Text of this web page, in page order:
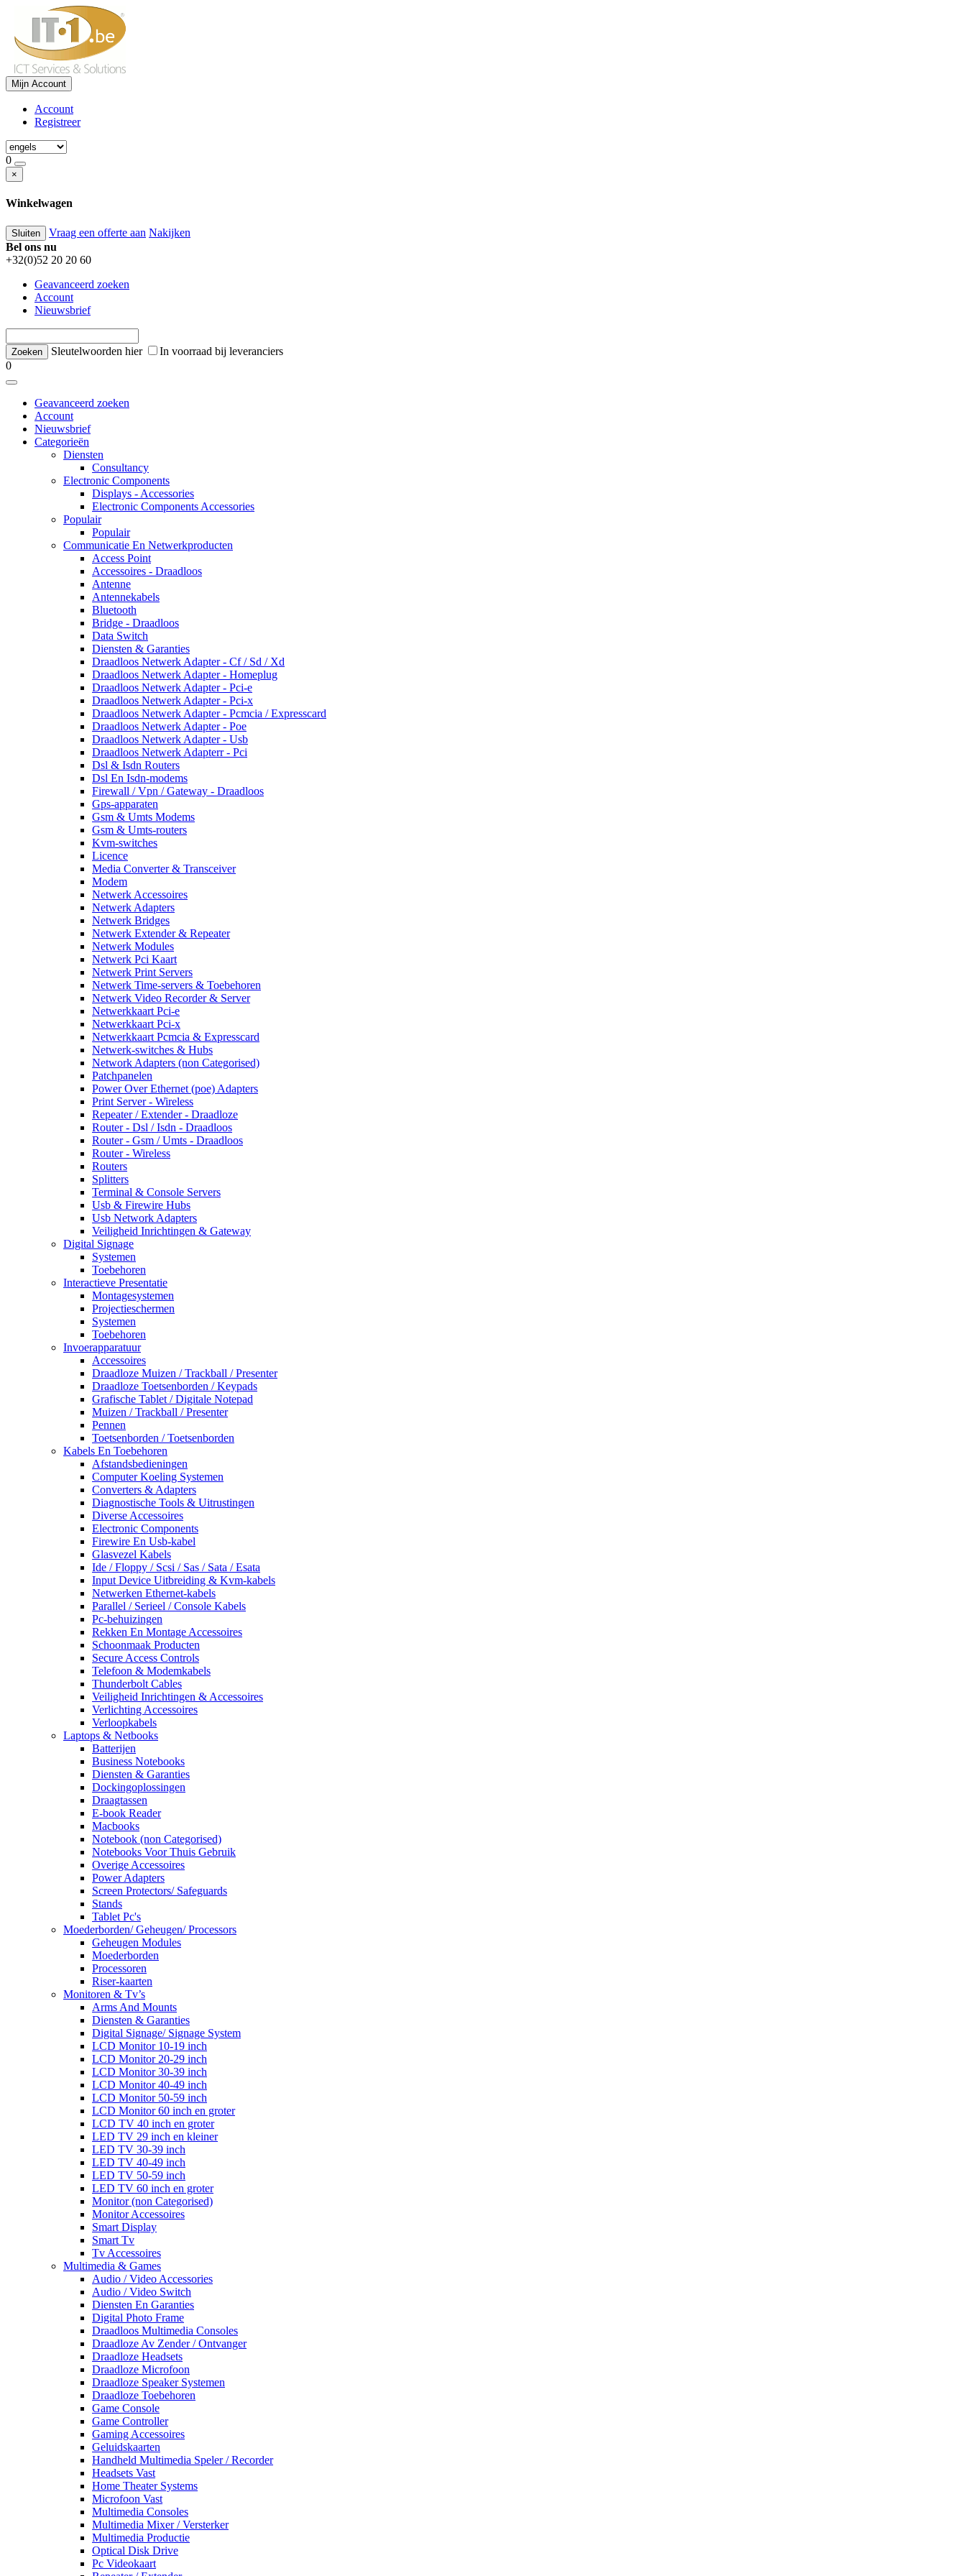
Mijn Account
Account
Registreer
0
×
Winkelwagen
Sluiten Vraag een offerte aan Nakijken
Bel ons nu
+32(0)52 20 20 60
Geavanceerd zoeken
Account
Nieuwsbrief
Sleutelwoorden hier
In voorraad bij leveranciers
0
Geavanceerd zoeken
Account
Nieuwsbrief
Categorieën
Diensten
Consultancy
Electronic Components
Displays - Accessories
Electronic Components Accessories
Populair
Populair
Communicatie En Netwerkproducten
Access Point
Accessoires - Draadloos
Antenne
Antennekabels
Bluetooth
Bridge - Draadloos
Data Switch
Diensten & Garanties
Draadloos Netwerk Adapter - Cf / Sd / Xd
Draadloos Netwerk Adapter - Homeplug
Draadloos Netwerk Adapter - Pci-e
Draadloos Netwerk Adapter - Pci-x
Draadloos Netwerk Adapter - Pcmcia / Expresscard
Draadloos Netwerk Adapter - Poe
Draadloos Netwerk Adapter - Usb
Draadloos Netwerk Adapterr - Pci
Dsl & Isdn Routers
Dsl En Isdn-modems
Firewall / Vpn / Gateway - Draadloos
Gps-apparaten
Gsm & Umts Modems
Gsm & Umts-routers
Kvm-switches
Licence
Media Converter & Transceiver
Modem
Netwerk Accessoires
Netwerk Adapters
Netwerk Bridges
Netwerk Extender & Repeater
Netwerk Modules
Netwerk Pci Kaart
Netwerk Print Servers
Netwerk Time-servers & Toebehoren
Netwerk Video Recorder & Server
Netwerkkaart Pci-e
Netwerkkaart Pci-x
Netwerkkaart Pcmcia & Expresscard
Netwerk-switches & Hubs
Network Adapters (non Categorised)
Patchpanelen
Power Over Ethernet (poe) Adapters
Print Server - Wireless
Repeater / Extender - Draadloze
Router - Dsl / Isdn - Draadloos
Router - Gsm / Umts - Draadloos
Router - Wireless
Routers
Splitters
Terminal & Console Servers
Usb & Firewire Hubs
Usb Network Adapters
Veiligheid Inrichtingen & Gateway
Digital Signage
Systemen
Toebehoren
Interactieve Presentatie
Montagesystemen
Projectieschermen
Systemen
Toebehoren
Invoerapparatuur
Accessoires
Draadloze Muizen / Trackball / Presenter
Draadloze Toetsenborden / Keypads
Grafische Tablet / Digitale Notepad
Muizen / Trackball / Presenter
Pennen
Toetsenborden / Toetsenborden
Kabels En Toebehoren
Afstandsbedieningen
Computer Koeling Systemen
Converters & Adapters
Diagnostische Tools & Uitrustingen
Diverse Accessoires
Electronic Components
Firewire En Usb-kabel
Glasvezel Kabels
Ide / Floppy / Scsi / Sas / Sata / Esata
Input Device Uitbreiding & Kvm-kabels
Netwerken Ethernet-kabels
Parallel / Serieel / Console Kabels
Pc-behuizingen
Rekken En Montage Accessoires
Schoonmaak Producten
Secure Access Controls
Telefoon & Modemkabels
Thunderbolt Cables
Veiligheid Inrichtingen & Accessoires
Verlichting Accessoires
Verloopkabels
Laptops & Netbooks
Batterijen
Business Notebooks
Diensten & Garanties
Dockingoplossingen
Draagtassen
E-book Reader
Macbooks
Notebook (non Categorised)
Notebooks Voor Thuis Gebruik
Overige Accessoires
Power Adapters
Screen Protectors/ Safeguards
Stands
Tablet Pc's
Moederborden/ Geheugen/ Processors
Geheugen Modules
Moederborden
Processoren
Riser-kaarten
Monitoren & Tv’s
Arms And Mounts
Diensten & Garanties
Digital Signage/ Signage System
LCD Monitor 10-19 inch
LCD Monitor 20-29 inch
LCD Monitor 30-39 inch
LCD Monitor 40-49 inch
LCD Monitor 50-59 inch
LCD Monitor 60 inch en groter
LCD TV 40 inch en groter
LED TV 29 inch en kleiner
LED TV 30-39 inch
LED TV 40-49 inch
LED TV 50-59 inch
LED TV 60 inch en groter
Monitor (non Categorised)
Monitor Accessoires
Smart Display
Smart Tv
Tv Accessoires
Multimedia & Games
Audio / Video Accessories
Audio / Video Switch
Diensten En Garanties
Digital Photo Frame
Draadloos Multimedia Consoles
Draadloze Av Zender / Ontvanger
Draadloze Headsets
Draadloze Microfoon
Draadloze Speaker Systemen
Draadloze Toebehoren
Game Console
Game Controller
Gaming Accessoires
Geluidskaarten
Handheld Multimedia Speler / Recorder
Headsets Vast
Home Theater Systems
Microfoon Vast
Multimedia Consoles
Multimedia Mixer / Versterker
Multimedia Productie
Optical Disk Drive
Pc Videokaart